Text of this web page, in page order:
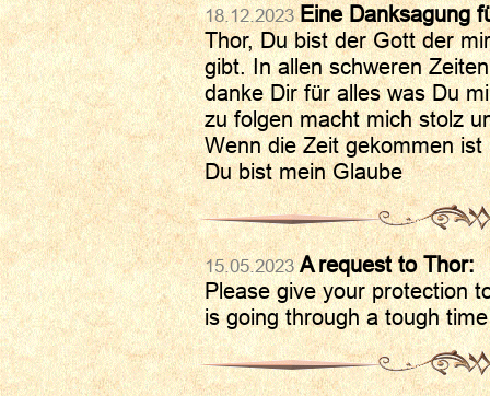
18.12.2023Eine Danksagung
Thor, Du bist der Gott der
gibt. In allen schweren
danke Dir für alles was Du
zu folgen macht mich stolz
Wenn die Zeit gekommen
Du bist mein Glaube
15.05.2023A request to Thor:
Please give your protection
is going through a tough